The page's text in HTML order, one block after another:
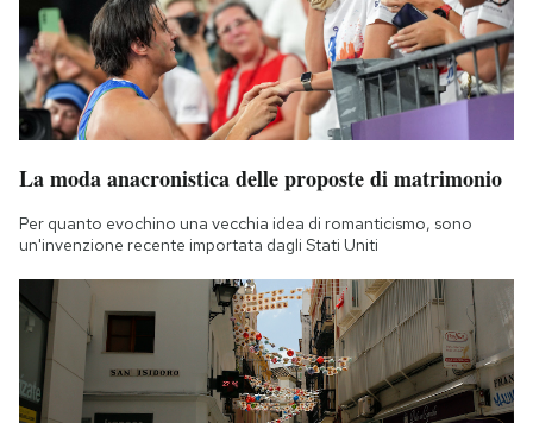
La moda anacronistica delle proposte di matrimonio
Per quanto evochino una vecchia idea di romanticismo, sono
un'invenzione recente importata dagli Stati Uniti